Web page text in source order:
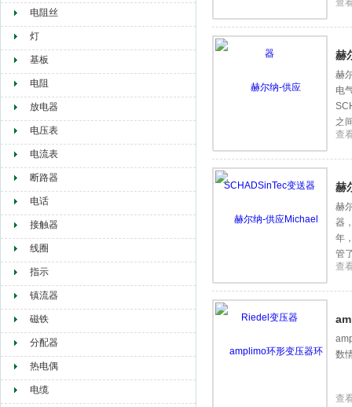
电阻丝
灯
基板
电阻
放电器
电压表
电流表
断路器
电话
接触器
线圈
指示
镇流器
磁铁
分配器
热电偶
电缆
查
赫
赫
电
之
查
赫
赫
器
年
管
查
数
查